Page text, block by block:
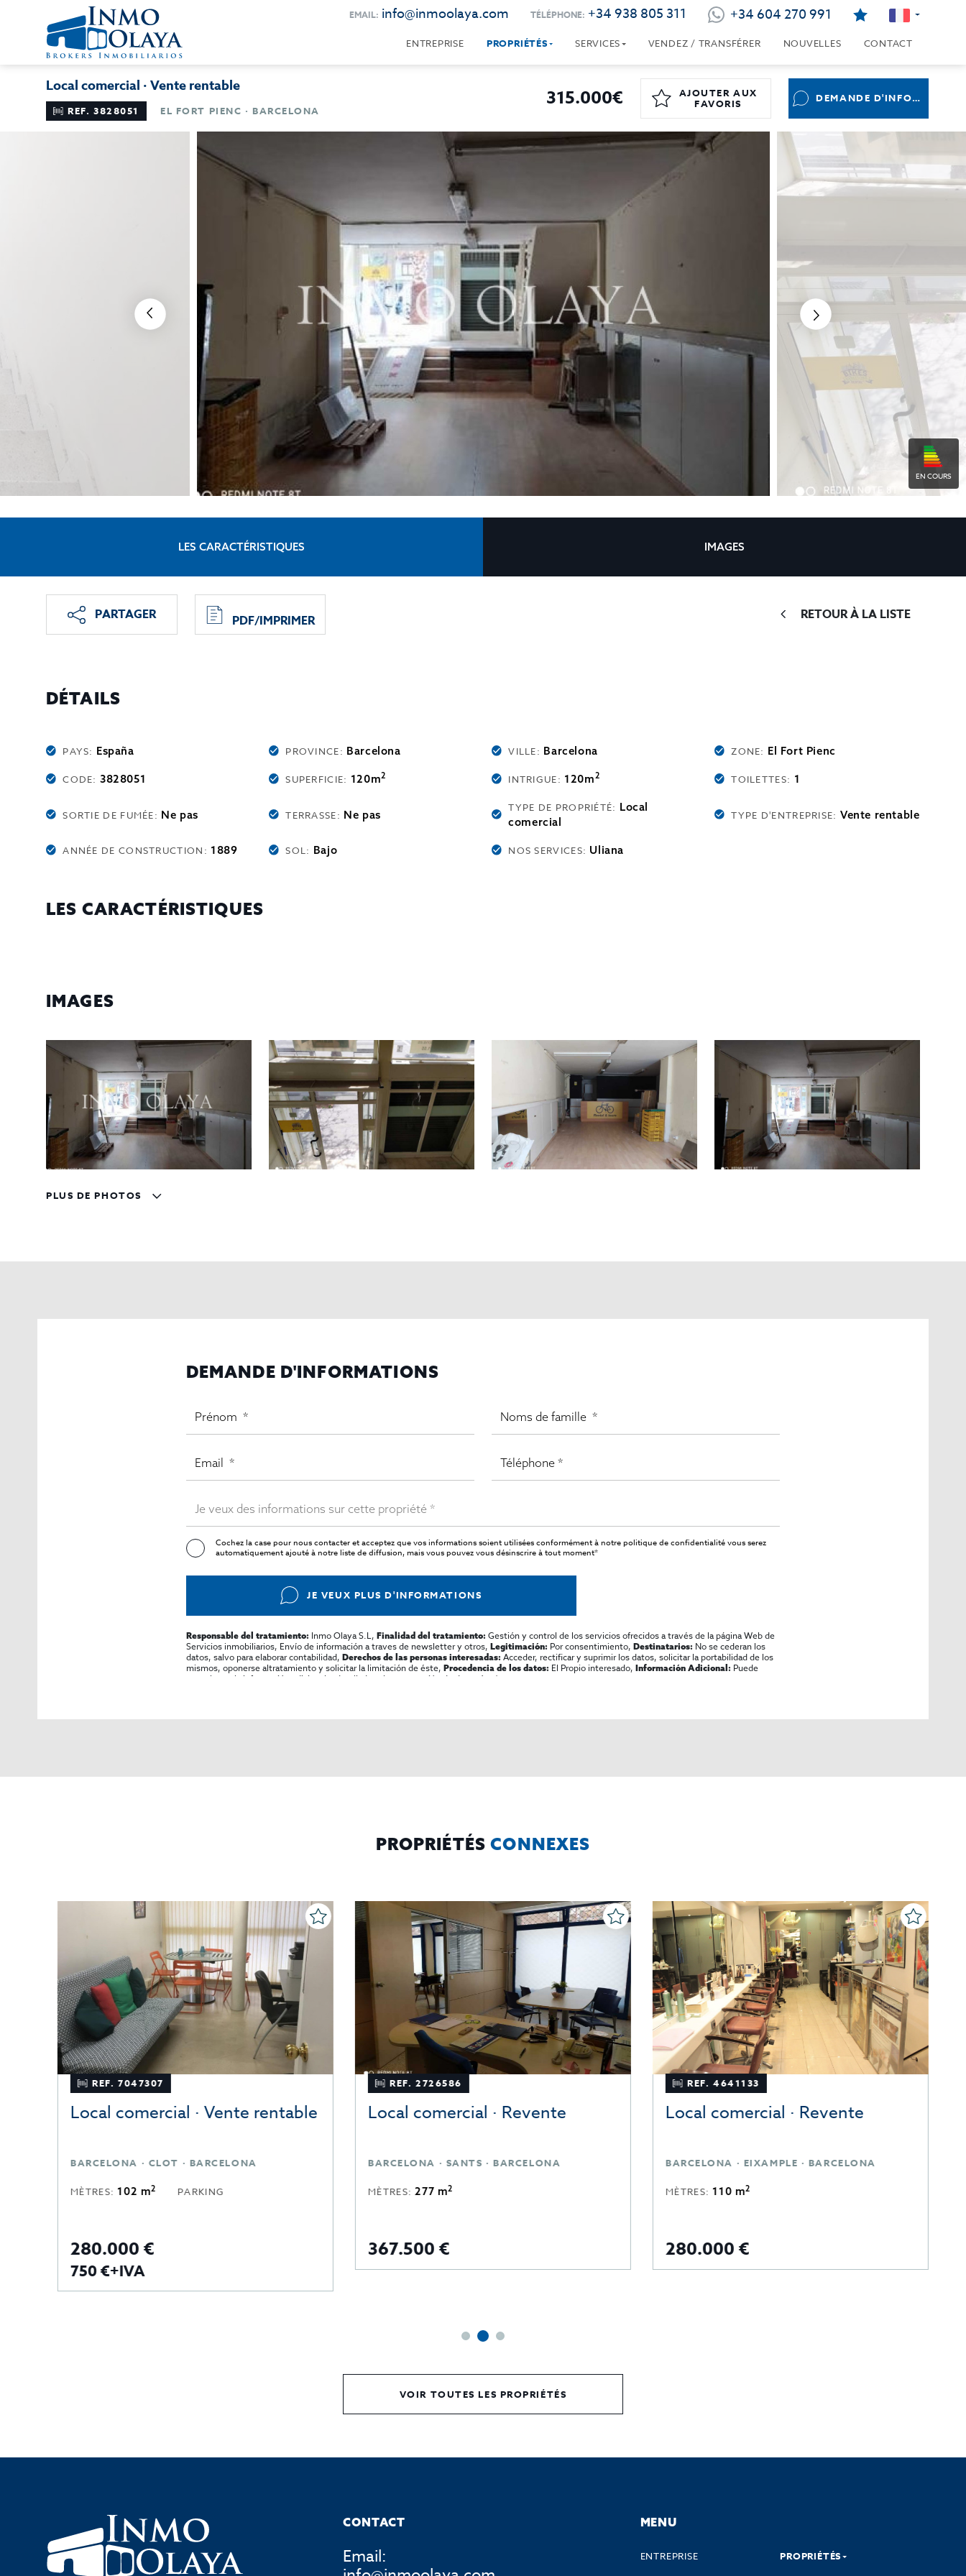
EMAIL: info@inmoolaya.com TÉLÉPHONE: +34 938 805 311 +34 604 270 991
ENTREPRISE PROPRIÉTÉS SERVICES VENDEZ / TRANSFÉRER NOUVELLES CONTACT
Local comercial · Vente rentable
REF. 3828051 EL FORT PIENC · BARCELONA 315.000€
AJOUTER AUX
FAVORIS
DEMANDE D'INFORMATIONS
EN COURS
LES CARACTÉRISTIQUES IMAGES
PARTAGER PDF/IMPRIMER RETOUR À LA LISTE
DÉTAILS
PAYS: España PROVINCE: Barcelona VILLE: Barcelona ZONE: El Fort Pienc
CODE:3828051 SUPERFICIE: 120m2 INTRIGUE: 120m2 TOILETTES: 1
SORTIE DE FUMÉE: Ne pas TERRASSE: Ne pas
TYPE DE PROPRIÉTÉ: Local
comercial
TYPE D'ENTREPRISE: Vente rentable
ANNÉE DE CONSTRUCTION: 1889 SOL: Bajo NOS SERVICES: Uliana
LES CARACTÉRISTIQUES
IMAGES
PLUS DE PHOTOS
DEMANDE D'INFORMATIONS
Cochez la case pour nous contacter et acceptez que vos informations soient utilisées conformément à notrepolitique de confidentialitévous serez
automatiquement ajouté à notre liste de diffusion, mais vous pouvez vous désinscrire à tout moment*
JE VEUX PLUS D'INFORMATIONS
Responsable del tratamiento: Inmo Olaya S.L, Finalidad del tratamiento: Gestión y control de los servicios ofrecidos a través de la página Web de
Servicios inmobiliarios, Envío de información a traves de newsletter y otros, Legitimación: Por consentimiento, Destinatarios: No se cederan los
datos, salvo para elaborar contabilidad, Derechos de las personas interesadas: Acceder, rectificar y suprimir los datos, solicitar la portabilidad de los
mismos, oponerse altratamiento y solicitar la limitación de éste, Procedencia de los datos: El Propio interesado, Información Adicional: Puede
consultarse la información adicional y detallada sobre protección de datos
Aquí.
PROPRIÉTÉS CONNEXES
REF. 7047307
Local comercial · Vente rentable
BARCELONA · CLOT · BARCELONA
MÈTRES:102 m2 PARKING
280.000 €
750 €+IVA
REF. 2726586
Local comercial · Revente
BARCELONA · SANTS · BARCELONA
MÈTRES:277 m2
367.500 €
REF. 4641133
Local comercial · Revente
BARCELONA · EIXAMPLE · BARCELONA
MÈTRES:110 m2
280.000 €
VOIR TOUTES LES PROPRIÉTÉS
CONTACT
Email:
MENU
ENTREPRISE PROPRIÉTÉS